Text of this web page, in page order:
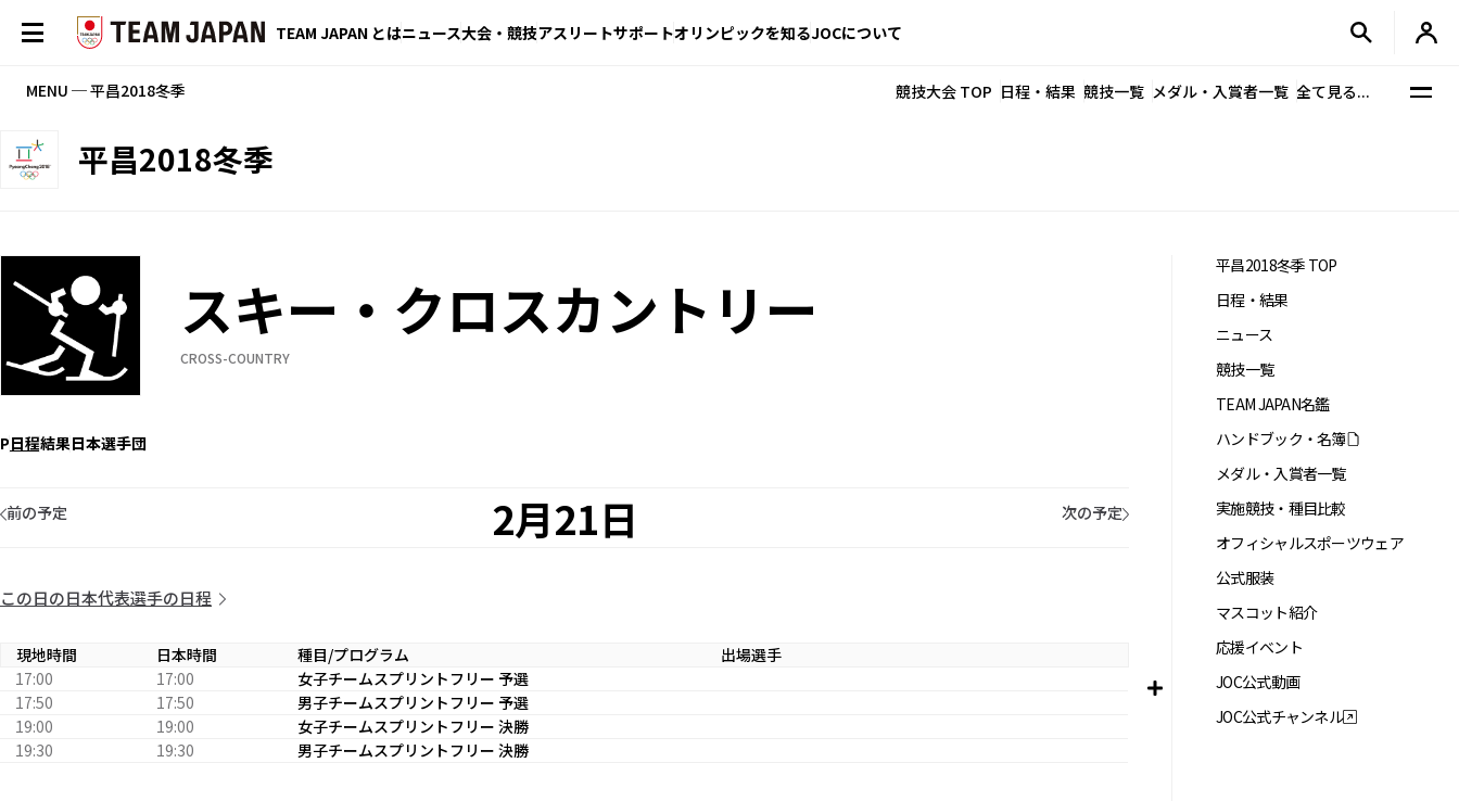
TEAM JAPAN とはニュース大会・競技アスリートサポートオリンピックを知るJOCについて
MENU ─ 平昌2018冬季 競技大会 TOP 日程・結果 競技一覧 メダル・入賞者一覧 全て見る...
平昌2018冬季
スキー・クロスカントリー
CROSS-COUNTRY
日程結果日本選手団
2月21日
前の予定 次の予定
この日の日本代表選手の日程
現地時間 日本時間 種目/プログラム
出場選手
17:00
17:00
女子チームスプリントフリー 予選
17:50
17:50
男子チームスプリントフリー 予選
19:00
19:00
女子チームスプリントフリー 決勝
19:30
19:30 男子チームスプリントフリー 決勝
平昌2018冬季 TOP
日程・結果
ニュース
競技一覧
TEAM JAPAN名鑑
ハンドブック・名簿
メダル・入賞者一覧
実施競技・種目比較
オフィシャルスポーツウェア
公式服装
マスコット紹介
応援イベント
JOC公式動画
JOC公式チャンネル